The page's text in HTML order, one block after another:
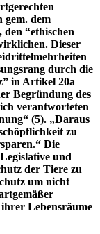
gem. dem
“ethischen
Dieser
durch die
in Artikel 20a
Begründung des
verantworteten
(5). „Daraus
zu
Die
und
der Tiere zu
um nicht
Lebensräume